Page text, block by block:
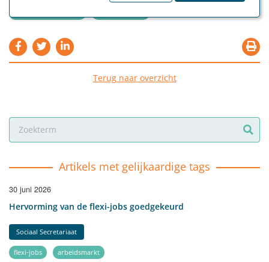
Terug naar overzicht
Artikels met gelijkaardige tags
30 juni 2026
Hervorming van de flexi-jobs goedgekeurd
Sociaal Secretariaat
flexi-jobs arbeidsmarkt